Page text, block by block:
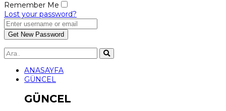
Remember Me
Lost your password?
ANASAYFA
GÜNCEL
GÜNCEL